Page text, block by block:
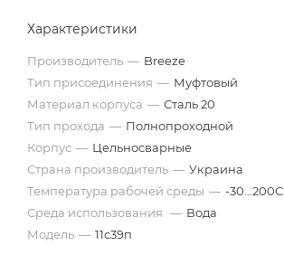
Характеристики
Производитель — Breeze
Тип присоединения — Муфтовый
Материал корпуса — Сталь 20
Тип прохода — Полнопроходной
Корпус — Цельносварные
Страна производитель — Украина
Температура рабочей среды — -30...200С
Среда использования — Вода
Модель — 11с39п